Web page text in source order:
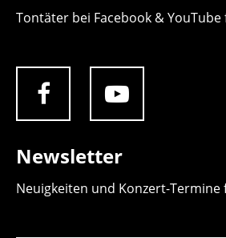
Tontäter bei Facebook & YouTube
Newsletter
Neuigkeiten und Konzert-Termine